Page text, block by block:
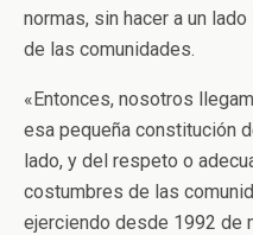
normas, sin hacer a un
de las comunidades.
«Entonces, nosotros
esa pequeña constitución
lado, y del respeto o
costumbres de las
ejerciendo desde 1992 de